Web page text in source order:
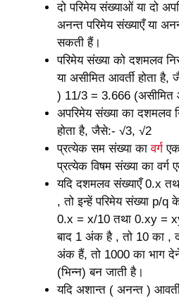
दो परिमेय संख्याओं या दो
अनन्त परिमेय संख्याएँ या
सकती हैं।
परिमेय संख्या को दशमलव
या असीमित आवर्ती होता
) 11/3 = 3.666 (असीमित
अपरिमेय संख्या का दशमलव
होता है, जैसे:- √3, √2
प्रत्येक सम संख्या कावर्ग
प्रत्येक विषम संख्या का वर्ग
यदि दशमलव संख्याएँ 0.x
, तो इन्हें परिमेय संख्या p/
0.x = x/10 तथा 0.xy =
बाद 1 अंक है , तो 10 का ,
अंक हैं, तो 1000 का भाग
(भिन्न) बन जाती है।
यदि अशान्त ( अनन्त )